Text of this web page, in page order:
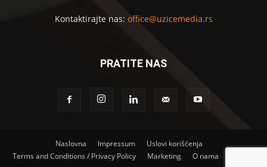
Kontaktirajte nas: office@uzicemedia.rs
PRATITE NAS
Naslovna Impressum
Uslovi korišćenja
Terms and Conditions / Privacy Policy
Marketing O nama